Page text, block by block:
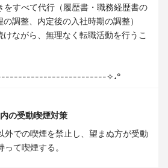
すべて代行（履歴書・職務経歴書の
調整、内定後の入社時期の調整）
けながら、無理なく転職活動を行うこ
✧˖°
の受動喫煙対策
外での喫煙を禁止し、望まぬ方が受動
て喫煙する。